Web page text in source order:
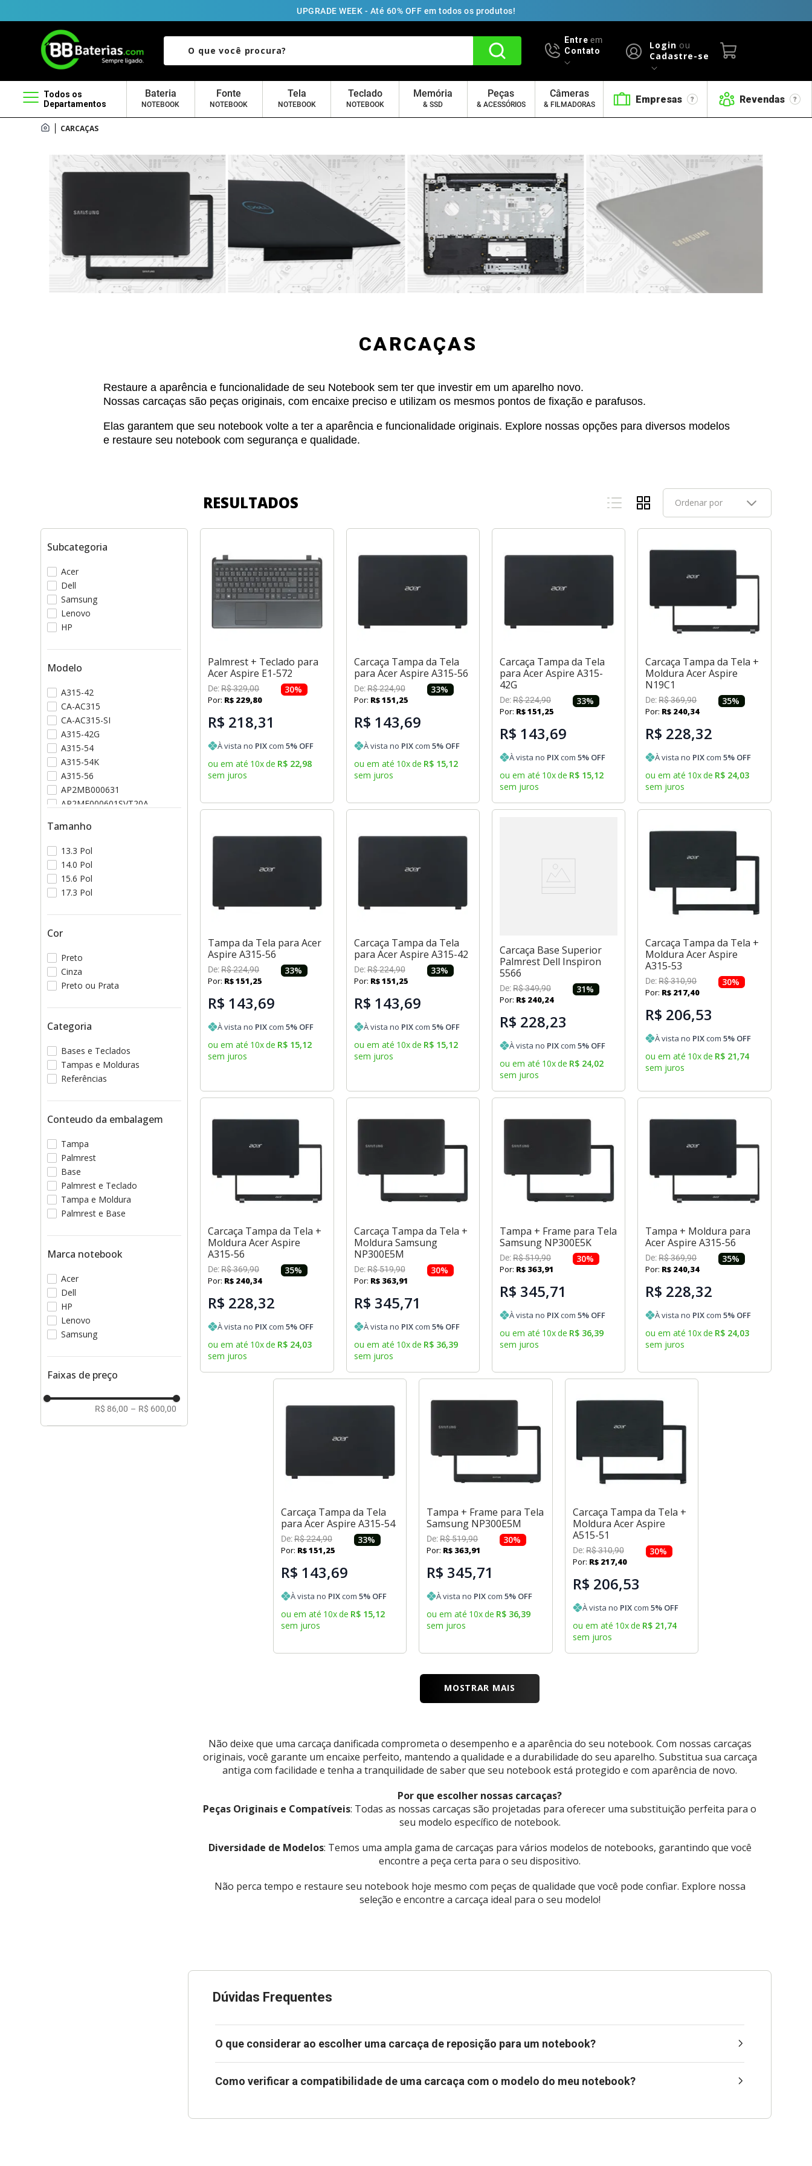
UPGRADE WEEK - Até 60% OFF em todos os produtos!
O que você procura? Entre em
Contato
Login ou
Cadastre-se
Todos os
Departamentos
Bateria
NOTEBOOK
Fonte
NOTEBOOK
Tela
NOTEBOOK
Teclado
NOTEBOOK
Memória
& SSD
Peças
& ACESSÓRIOS
Câmeras
& FILMADORAS Empresas Revendas
CARCAÇAS
CARCAÇAS
Restaure a aparência e funcionalidade de seu Notebook sem ter que investir em um aparelho novo.
Nossas carcaças são peças originais, com encaixe preciso e utilizam os mesmos pontos de fixação e parafusos.
Elas garantem que seu notebook volte a ter a aparência e funcionalidade originais. Explore nossas opções para diversos modelos
e restaure seu notebook com segurança e qualidade.
Subcategoria
Acer
Dell
Samsung
Lenovo
HP
Modelo
A315-42
CA-AC315
CA-AC315-SI
A315-42G
A315-54
A315-54K
A315-56
AP2MB000631
AP2ME000601SVT20A
Tamanho
13.3 Pol
14.0 Pol
15.6 Pol
17.3 Pol
Cor
Preto
Cinza
Preto ou Prata
Categoria
Bases e Teclados
Tampas e Molduras
Referências
Conteudo da embalagem
Tampa
Palmrest
Base
Palmrest e Teclado
Tampa e Moldura
Palmrest e Base
Marca notebook
Acer
Dell
HP
Lenovo
Samsung
Faixas de preço
R$ 86,00 – R$ 600,00
RESULTADOS Ordenar por
Palmrest + Teclado para
Acer Aspire E1-572
De:R$329,00 30%
Por: R$ 229,80
R$ 218,31
À vista no PIXcom5% OFF
ou em até 10xde R$ 22,98
sem juros
Carcaça Tampa da Tela
para Acer Aspire A315-56
De:R$224,90 33%
Por: R$151,25
R$ 143,69
À vista no PIXcom 5% OFF
ou em até 10xde R$ 15,12
sem juros
Carcaça Tampa da Tela
para Acer Aspire A315-
42G
De:R$224,90 33%
Por: R$151,25
R$ 143,69
À vista no PIXcom 5% OFF
ou em até 10xde R$ 15,12
sem juros
Carcaça Tampa da Tela +
Moldura Acer Aspire
N19C1
De:R$369,90 35%
Por: R$ 240,34
R$ 228,32
À vista no PIXcom5% OFF
ou em até 10xde R$ 24,03
sem juros
Tampa da Tela para Acer
Aspire A315-56
De:R$224,90 33%
Por: R$151,25
R$ 143,69
À vista no PIXcom5% OFF
ou em até 10xde R$ 15,12
sem juros
Carcaça Tampa da Tela
para Acer Aspire A315-42
De:R$224,90 33%
Por: R$151,25
R$ 143,69
À vista no PIXcom 5% OFF
ou em até 10xde R$ 15,12
sem juros
Carcaça Base Superior
Palmrest Dell Inspiron
5566
De:R$349,90 31%
Por: R$ 240,24
R$ 228,23
À vista no PIXcom 5% OFF
ou em até 10xde R$ 24,02
sem juros
Carcaça Tampa da Tela +
Moldura Acer Aspire
A315-53
De:R$310,90 30%
Por: R$ 217,40
R$ 206,53
À vista no PIXcom5% OFF
ou em até 10xde R$ 21,74
sem juros
Carcaça Tampa da Tela +
Moldura Acer Aspire
A315-56
De:R$369,90 35%
Por: R$ 240,34
R$ 228,32
À vista no PIXcom5% OFF
ou em até 10xde R$ 24,03
sem juros
Carcaça Tampa da Tela +
Moldura Samsung
NP300E5M
De:R$519,90 30%
Por: R$ 363,91
R$ 345,71
À vista no PIXcom 5% OFF
ou em até 10xde R$ 36,39
sem juros
Tampa + Frame para Tela
Samsung NP300E5K
De:R$519,90 30%
Por: R$ 363,91
R$ 345,71
À vista no PIXcom 5% OFF
ou em até 10xde R$ 36,39
sem juros
Tampa + Moldura para
Acer Aspire A315-56
De:R$369,90 35%
Por: R$ 240,34
R$ 228,32
À vista no PIXcom5% OFF
ou em até 10xde R$ 24,03
sem juros
Carcaça Tampa da Tela
para Acer Aspire A315-54
De:R$224,90 33%
Por: R$151,25
R$ 143,69
À vista no PIXcom 5% OFF
ou em até 10xde R$ 15,12
sem juros
Tampa + Frame para Tela
Samsung NP300E5M
De:R$519,90 30%
Por: R$ 363,91
R$ 345,71
À vista no PIXcom5% OFF
ou em até 10xde R$ 36,39
sem juros
Carcaça Tampa da Tela +
Moldura Acer Aspire
A515-51
De:R$310,90 30%
Por: R$ 217,40
R$ 206,53
À vista no PIXcom 5% OFF
ou em até 10xde R$ 21,74
sem juros
MOSTRAR MAIS
Não deixe que uma carcaça danificada comprometa o desempenho e a aparência do seu notebook. Com nossas carcaças
originais, você garante um encaixe perfeito, mantendo a qualidade e a durabilidade do seu aparelho. Substitua sua carcaça
antiga com facilidade e tenha a tranquilidade de saber que seu notebook está protegido e com aparência de novo.
Por que escolher nossas carcaças?
Peças Originais e Compatíveis: Todas as nossas carcaças são projetadas para oferecer uma substituição perfeita para o
seu modelo específico de notebook.
Diversidade de Modelos: Temos uma ampla gama de carcaças para vários modelos de notebooks, garantindo que você
encontre a peça certa para o seu dispositivo.
Não perca tempo e restaure seu notebook hoje mesmo com peças de qualidade que você pode confiar. Explore nossa
seleção e encontre a carcaça ideal para o seu modelo!
Dúvidas Frequentes
O que considerar ao escolher uma carcaça de reposição para um notebook?
Como verificar a compatibilidade de uma carcaça com o modelo do meu notebook?